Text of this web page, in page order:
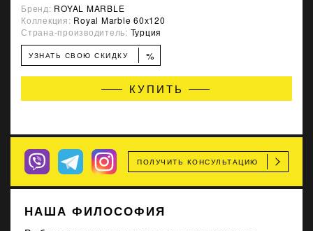
Бренд: ROYAL MARBLE
Коллекция: Royal Marble 60х120
Страна-производитель: Турция
УЗНАТЬ СВОЮ СКИДКУ %
КУПИТЬ
ПОЛУЧИТЬ КОНСУЛЬТАЦИЮ
НАША ФИЛОСОФИЯ